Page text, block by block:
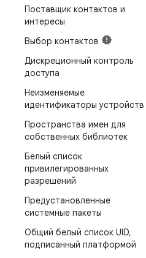
Поставщик контактов и
интересы
Выбор контактов
Дискреционный контроль
доступа
Неизменяемые
идентификаторы устройств
Пространства имен для
собственных библиотек
Белый список
привилегированных
разрешений
Предустановленные
системные пакеты
Общий белый список UID,
подписанный платформой